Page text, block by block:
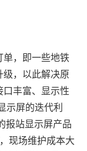
单，即一些地铁
级，以此解决原
口丰富、显示性
示屏的迭代利
报站显示屏产品
现场维护成本大